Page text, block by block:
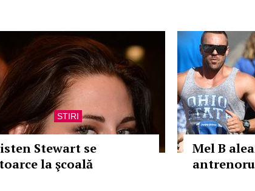
STIRI
Stewart se
la şcoală
Mel B